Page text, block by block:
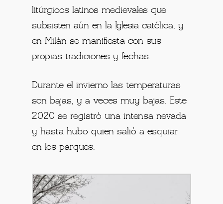
litúrgicos latinos medievales que
subsisten aún en la Iglesia católica, y
en Milán se manifiesta con sus
propias tradiciones y fechas.
Durante el invierno las temperaturas
son bajas, y a veces muy bajas. Este
2020 se registró una intensa nevada
y hasta hubo quien salió a esquiar
en los parques.